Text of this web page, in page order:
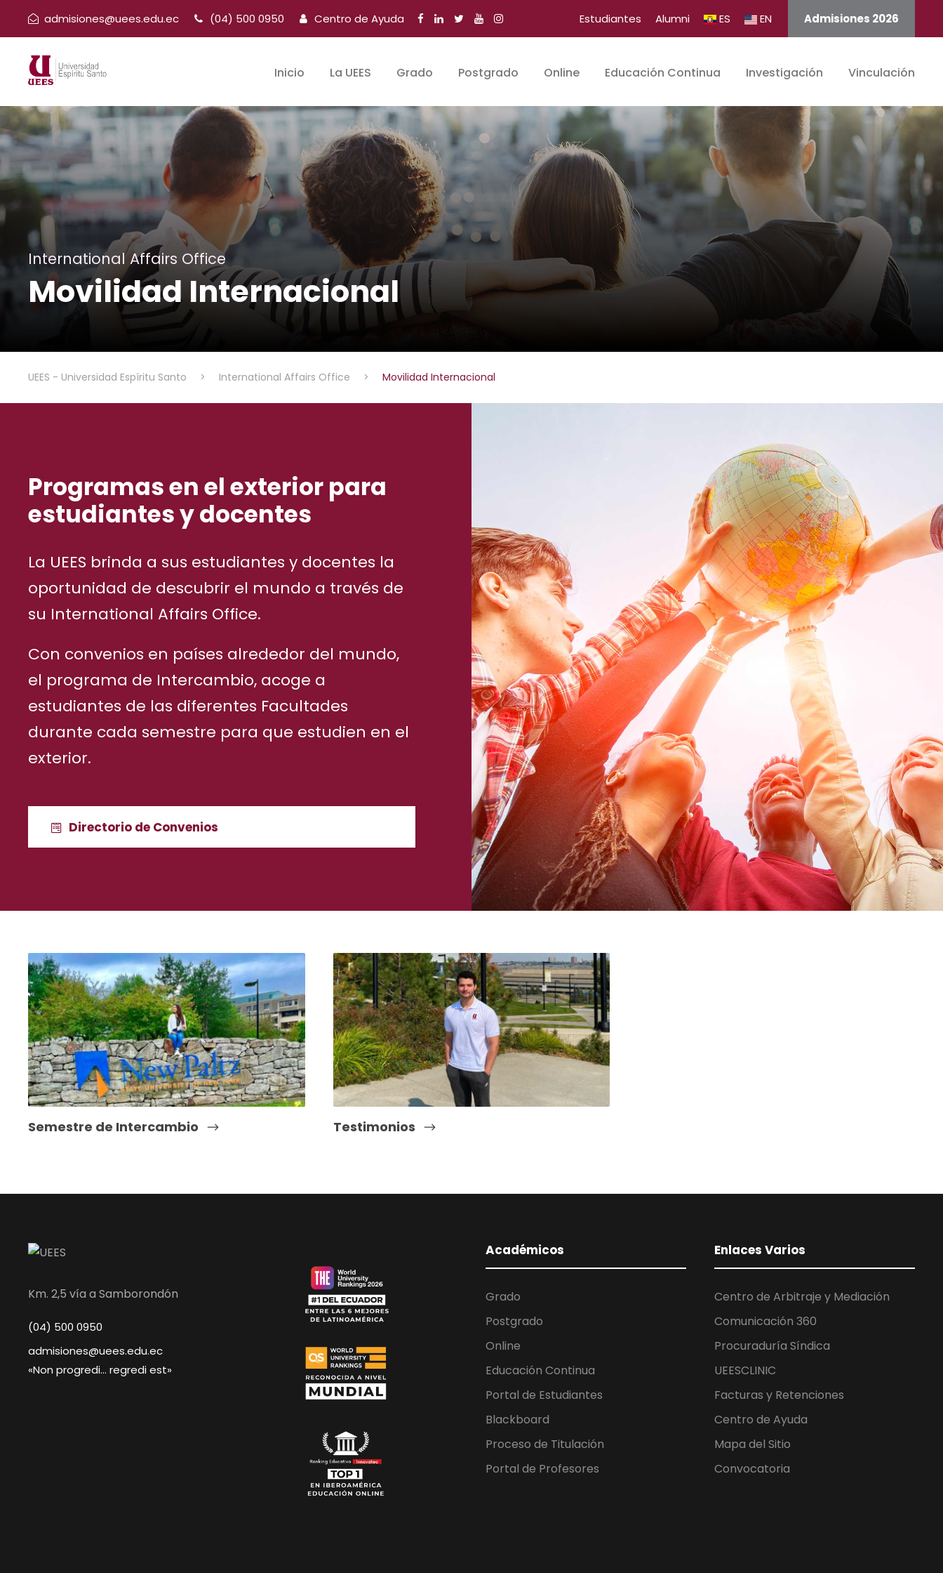
admisiones@uees.edu.ec (04) 500 0950 Centro de Ayuda Estudiantes Alumni ES EN Admisiones 2026
Inicio La UEES Grado Postgrado Online Educación Continua Investigación Vinculación
International Affairs Office
Movilidad Internacional
UEES - Universidad Espíritu Santo > International Affairs Office > Movilidad Internacional
Programas en el exterior para
estudiantes y docentes
La UEES brinda a sus estudiantes y docentes la
oportunidad de descubrir el mundo a través de
su International Affairs Office.
Con convenios en países alrededor del mundo,
el programa de Intercambio, acoge a
estudiantes de las diferentes Facultades
durante cada semestre para que estudien en el
exterior.
Directorio de Convenios
Semestre de Intercambio Testimonios
Km. 2,5 vía a Samborondón
(04) 500 0950
admisiones@uees.edu.ec
«Non progredi… regredi est»
Académicos
Grado
Postgrado
Online
Educación Continua
Portal de Estudiantes
Blackboard
Proceso de Titulación
Portal de Profesores
Enlaces Varios
Centro de Arbitraje y Mediación
Comunicación 360
Procuraduría Síndica
UEESCLINIC
Facturas y Retenciones
Centro de Ayuda
Mapa del Sitio
Convocatoria